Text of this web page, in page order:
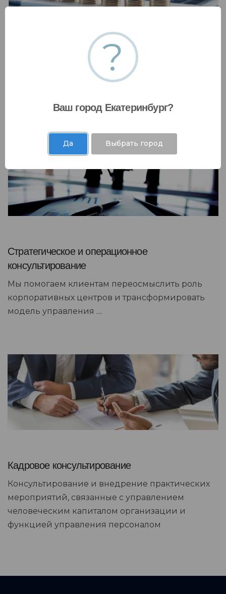
Инвестиции и рынки капитала
Мы работаем с коммерческими банками,
государственными фондами и десятками
Стратегическое и операционное
консультирование
Мы помогаем клиентам переосмыслить роль
корпоративных центров и трансформировать
модель управления ....
Кадровое консультирование
Консультирование и внедрение практических
мероприятий, связанные с управлением
человеческим капиталом организации и
функцией управления персоналом
?
Ваш город Екатеринбург?
Да Выбрать город